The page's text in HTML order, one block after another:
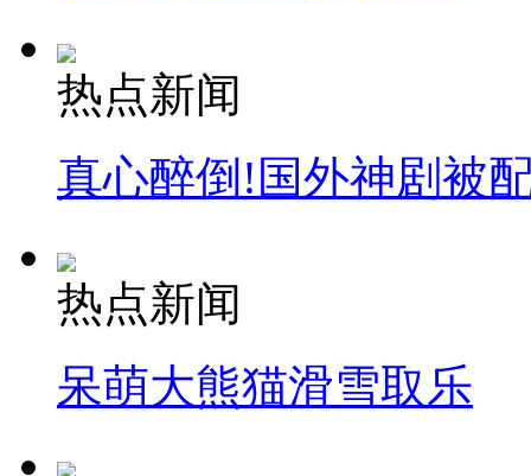
纽约上演“枕头大战”
司机酒驾遇交警 急速倒车逃窜
热点新闻
真心醉倒!国外神剧被
热点新闻
呆萌大熊猫滑雪取乐